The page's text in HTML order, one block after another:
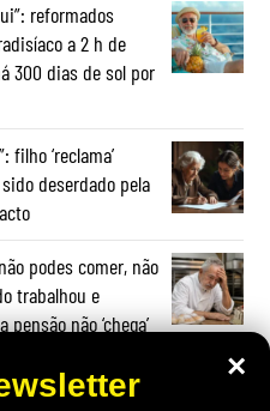
reformados
a 2 h de
300 dias de sol por
filho ‘reclama’
deserdado pela
podes comer, não
trabalhou e
não ‘chega’
×